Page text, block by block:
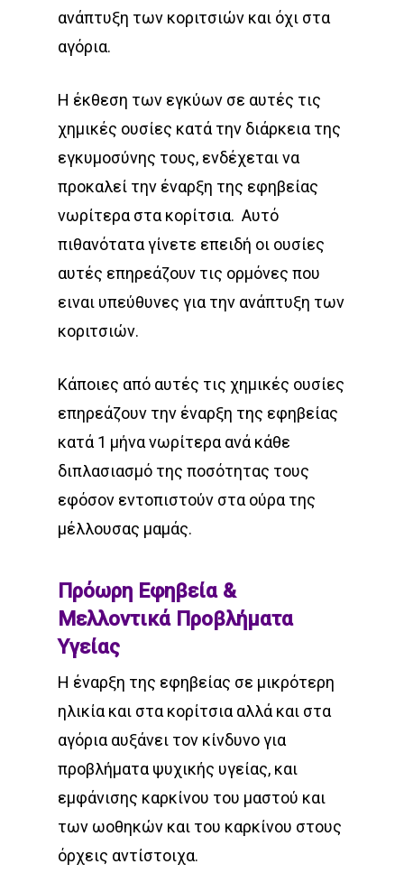
ανάπτυξη των κοριτσιών και όχι στα
αγόρια.
Η έκθεση των εγκύων σε αυτές τις
χημικές ουσίες κατά την διάρκεια της
εγκυμοσύνης τους, ενδέχεται να
προκαλεί την έναρξη της εφηβείας
νωρίτερα στα κορίτσια. Αυτό
πιθανότατα γίνετε επειδή οι ουσίες
αυτές επηρεάζουν τις ορμόνες που
ειναι υπεύθυνες για την ανάπτυξη των
κοριτσιών.
Κάποιες από αυτές τις χημικές ουσίες
επηρεάζουν την έναρξη της εφηβείας
κατά 1 μήνα νωρίτερα ανά κάθε
διπλασιασμό της ποσότητας τους
εφόσον εντοπιστούν στα ούρα της
μέλλουσας μαμάς.
Πρόωρη Εφηβεία &
Μελλοντικά Προβλήματα
Υγείας
Η έναρξη της εφηβείας σε μικρότερη
ηλικία και στα κορίτσια αλλά και στα
αγόρια αυξάνει τον κίνδυνο για
προβλήματα ψυχικής υγείας, και
εμφάνισης καρκίνου του μαστού και
των ωοθηκών και του καρκίνου στους
όρχεις αντίστοιχα.